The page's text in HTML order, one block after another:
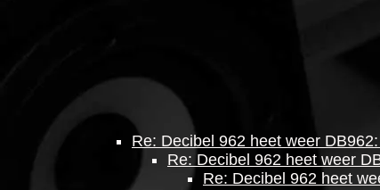
Re: Decibel 962 heet weer
Re: Decibel 962 heet weer
Re: Decibel 962 heet